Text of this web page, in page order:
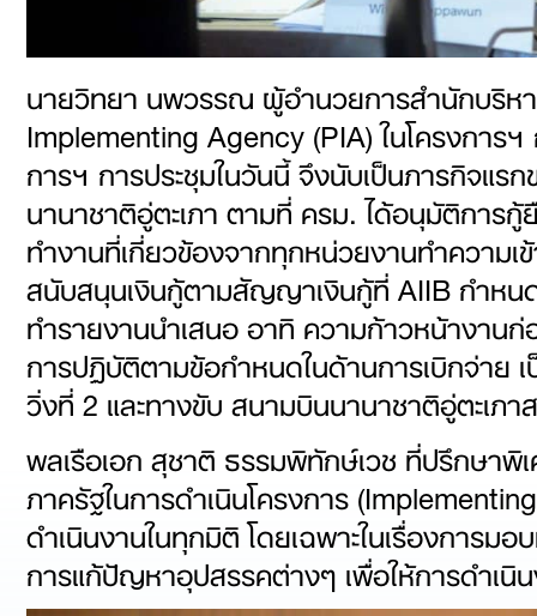
นายวิทยา นพวรรณ ผู้อำนวยการสำนักบริห
Implementing Agency (PIA) ในโครงการ
การฯ การประชุมในวันนี้ จึงนับเป็นภารกิจแร
นานาชาติอู่ตะเภา ตามที่ ครม. ได้อนุมัติการ
ทำงานที่เกี่ยวข้องจากทุกหน่วยงานทำความ
สนับสนุนเงินกู้ตามสัญญาเงินกู้ที่ AIIB กำหนด
ทำรายงานนำเสนอ อาทิ ความก้าวหน้างาน
การปฏิบัติตามข้อกำหนดในด้านการเบิกจ่าย
วิ่งที่ 2 และทางขับ สนามบินนานาชาติอู่ตะเภ
พลเรือเอก สุชาติ ธรรมพิทักษ์เวช ที่ปรึกษาพิ
ภาครัฐในการดำเนินโครงการ
ดำเนินงานในทุกมิติ โดยเฉพาะในเรื่องการ
การแก้ปัญหาอุปสรรคต่างๆ เพื่อให้การดำเนิ